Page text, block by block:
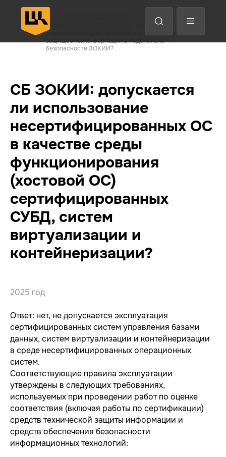
Защита конечных точек
/ СБ ЗОКИИ: с
помощью каких классов СрЗИ можно
реализовать гарантированное уничтожение
защищаемой информации в подсистеме
безопасности ЗОКИИ?
СБ ЗОКИИ: допускается
ли использование
несертифицированных ОС
в качестве среды
функционирования
(хостовой ОС)
сертифицированных
СУБД, систем
виртуализации и
контейнеризации?
2025 год
Ответ: нет, не допускается эксплуатация
сертифицированных систем управления базами
данных, систем виртуализации и контейнеризации
в среде несертифицированных операционных
систем.
Соответствующие правила эксплуатации
утверждены в следующих требованиях,
используемых при проведении работ по оценке
соответствия (включая работы по сертификации)
средств технической защиты информации и
средств обеспечения безопасности
информационных технологий: